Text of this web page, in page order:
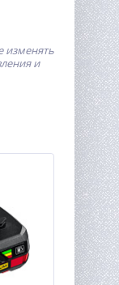
изменять
и